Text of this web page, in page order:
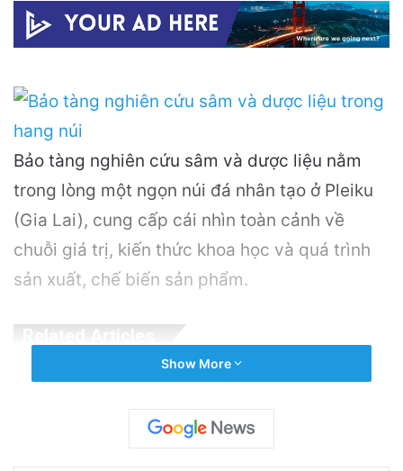
Bảo tàng nghiên cứu sâm và dược liệu nằm
trong lòng một ngọn núi đá nhân tạo ở Pleiku
(Gia Lai), cung cấp cái nhìn toàn cảnh về
chuỗi giá trị, kiến thức khoa học và quá trình
sản xuất, chế biến sản phẩm.
Khám Phá Máy Đào Hầm Nổ Đá Đầu Tiên
Trên Thế Giới: Bước Đột Phá Trong Công
Nghệ Xây Dựng
6 hours ago
Show More